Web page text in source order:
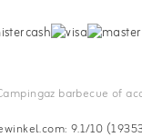
barbecue of
9.1/10